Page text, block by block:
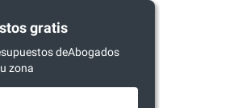
gratis
deAbogados
zona